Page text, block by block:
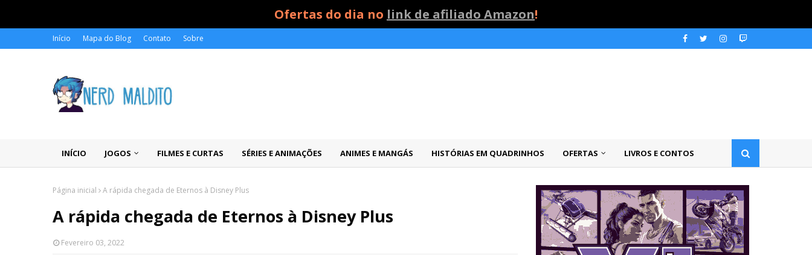
Ofertas do dia no link de afiliado Amazon!
Início Mapa do Blog Contato Sobre
INÍCIO JOGOS FILMES E CURTAS SÉRIES E ANIMAÇÕES ANIMES E MANGÁS HISTÓRIAS EM QUADRINHOS OFERTAS LIVROS E CONTOS
Página inicial A rápida chegada de Eternos à Disney Plus
A rápida chegada de Eternos à Disney Plus
Fevereiro 03, 2022